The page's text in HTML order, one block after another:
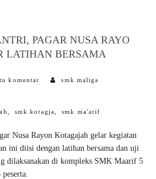
PAGAR NUSA RAYO
LATIHAN BERSAMA
komentar smk maliga
smk kotagja smk ma'arif
Nusa Rayon Kotagajah gelar kegiatan
ini diisi dengan latihan bersama dan uji
dilaksanakan di kompleks SMK Maarif 5